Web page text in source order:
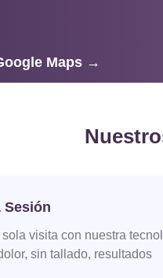
Maps →
Sesión
visita con nuestra
sin tallado, resultados